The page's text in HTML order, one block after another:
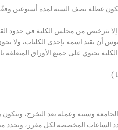
عطلة نصف السنة لمدة أسبوعين
إلا بترخيص من مجلس الكلية في حدود
أن يقيد اسمه بإحدى الكليات،
يحتوي على جميع الأوراق
).
وسببه وعمله بعد التخرج،
وعدد الساعات المخصصة لكل مقرر،